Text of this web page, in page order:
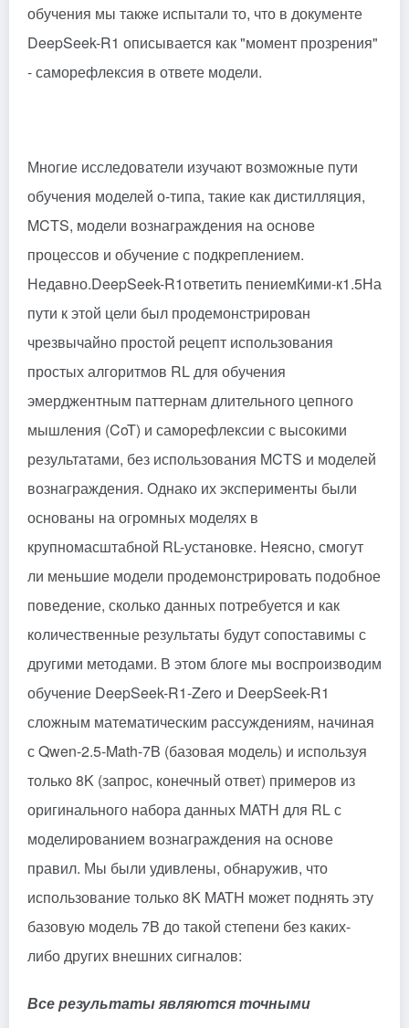
обучения мы также испытали то, что в документе
DeepSeek-R1 описывается как "момент прозрения"
- саморефлексия в ответе модели.
Многие исследователи изучают возможные пути
обучения моделей о-типа, такие как дистилляция,
MCTS, модели вознаграждения на основе
процессов и обучение с подкреплением.
Недавно.DeepSeek-R1ответить пениемКими-к1.5На
пути к этой цели был продемонстрирован
чрезвычайно простой рецепт использования
простых алгоритмов RL для обучения
эмерджентным паттернам длительного цепного
мышления (CoT) и саморефлексии с высокими
результатами, без использования MCTS и моделей
вознаграждения. Однако их эксперименты были
основаны на огромных моделях в
крупномасштабной RL-установке. Неясно, смогут
ли меньшие модели продемонстрировать подобное
поведение, сколько данных потребуется и как
количественные результаты будут сопоставимы с
другими методами. В этом блоге мы воспроизводим
обучение DeepSeek-R1-Zero и DeepSeek-R1
сложным математическим рассуждениям, начиная
с Qwen-2.5-Math-7B (базовая модель) и используя
только 8K (запрос, конечный ответ) примеров из
оригинального набора данных MATH для RL с
моделированием вознаграждения на основе
правил. Мы были удивлены, обнаружив, что
использование только 8K MATH может поднять эту
базовую модель 7B до такой степени без каких-
либо других внешних сигналов:
Все результаты являются точными